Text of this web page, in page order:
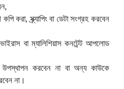
করা, স্ক্র্যাপিং বা ডেটা সংগ্রহ করবেন
বা ম্যালিশিয়াস কনটেন্ট আপলোড
উপস্থাপন করবেন না বা অন্য কাউকে
না।